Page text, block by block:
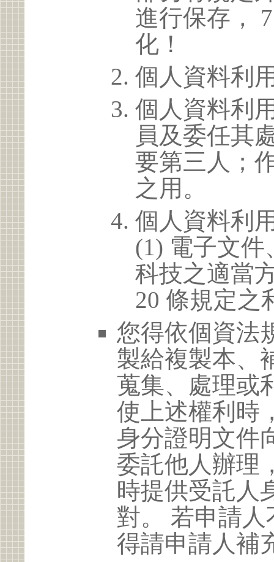
進行保存，
化！
個人資料利
個人資料利
員及委任其
要第三人；
之用。
個人資料利
(1) 電子文
科技之適當
20 條規定之
您得依個資法
製給複製本、
蒐集、處理或
使上述權利時
身分證明文件
委託他人辦理
時提供受託人
對。 若申請
得請申請人補